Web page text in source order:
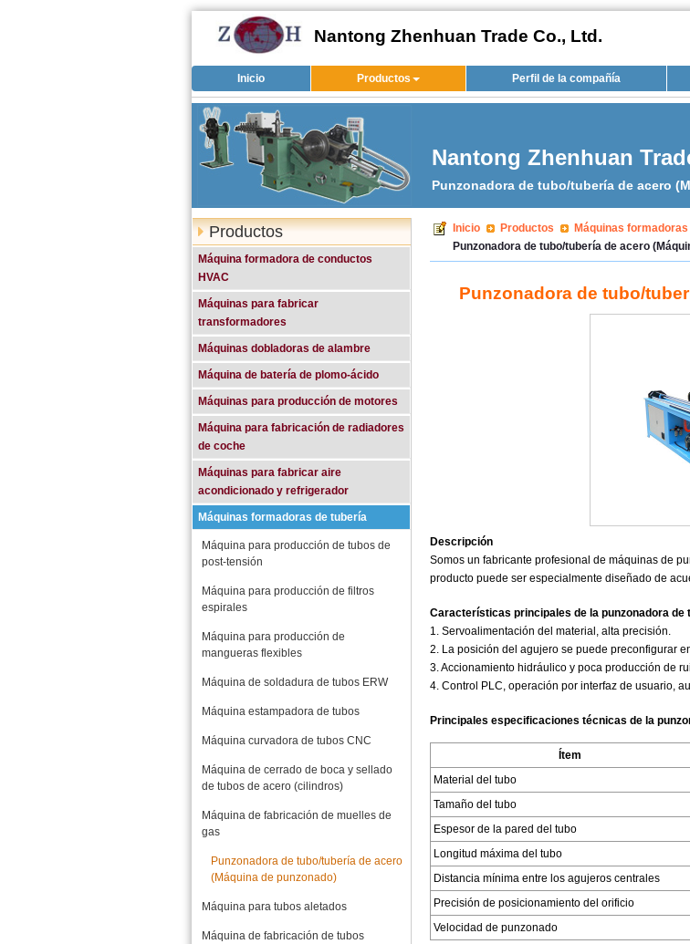
Nantong Zhenhuan Trade Co., Ltd.
Inicio Productos Perfil de la compañía
Nantong Zhenhuan
Punzonadora de tubo/tubería de acero
Inicio Productos
Máquinas
Punzonadora de tubo/tubería de acero
Punzonadora de tubo/
Descripción
Somos un fabricante profesional de máquinas de
producto puede ser especialmente diseñado de
Características principales de la punzonadora de
1. Servoalimentación del material, alta precisión.
2. La posición del agujero se puede preconfigurar
3. Accionamiento hidráulico y poca producción de
4. Control PLC, operación por interfaz de usuario,
Principales especificaciones técnicas de la
Ítem
Material del tubo
Tamaño del tubo
Espesor de la pared del tubo
Longitud máxima del tubo
Distancia mínima entre los agujeros centrales
Precisión de posicionamiento del orificio
Velocidad de punzonado
Productos
Máquina formadora de conductos
HVAC
Máquinas para fabricar
transformadores
Máquinas dobladoras de alambre
Máquina de batería de plomo-ácido
Máquinas para producción de motores
Máquina para fabricación de radiadores
de coche
Máquinas para fabricar aire
acondicionado y refrigerador
Máquinas formadoras de tubería
Máquina para producción de tubos de
post-tensión
Máquina para producción de filtros
espirales
Máquina para producción de
mangueras flexibles
Máquina de soldadura de tubos ERW
Máquina estampadora de tubos
Máquina curvadora de tubos CNC
Máquina de cerrado de boca y sellado
de tubos de acero (cilindros)
Máquina de fabricación de muelles de
gas
Punzonadora de tubo/tubería de acero
(Máquina de punzonado)
Máquina para tubos aletados
Máquina de fabricación de tubos